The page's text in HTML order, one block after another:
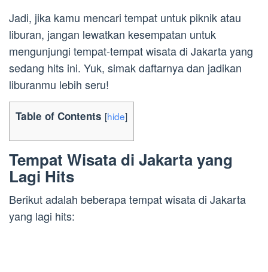
Jadi, jika kamu mencari tempat untuk piknik atau
liburan, jangan lewatkan kesempatan untuk
mengunjungi tempat-tempat wisata di Jakarta yang
sedang hits ini. Yuk, simak daftarnya dan jadikan
liburanmu lebih seru!
Table of Contents [hide]
Tempat Wisata di Jakarta yang
Lagi Hits
Berikut adalah beberapa tempat wisata di Jakarta
yang lagi hits: